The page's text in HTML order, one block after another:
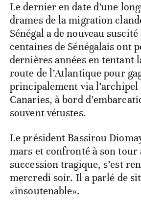
Le dernier en date d’une
drames de la migration
Sénégal a de nouveau suscité
centaines de Sénégalais ont
dernières années en tentant
route de l’Atlantique pour
principalement via l’archipel
Canaries, à bord
souvent vétustes.
Le président Bassirou
mars et confronté à son tour
succession tragique, s’est
mercredi soir. Il a parlé de
«insoutenable».